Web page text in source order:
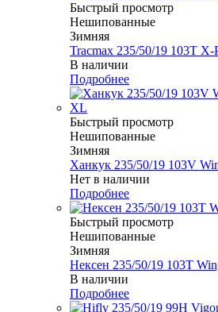
Быстрый просмотр
Нешипованные
Зимняя
Tracmax 235/50/19 103T
В наличии
Подробнее
Быстрый просмотр
Нешипованные
Зимняя
Ханкук 235/50/19 103V
Нет в наличии
Подробнее
Быстрый просмотр
Нешипованные
Зимняя
Нексен 235/50/19 103T
В наличии
Подробнее